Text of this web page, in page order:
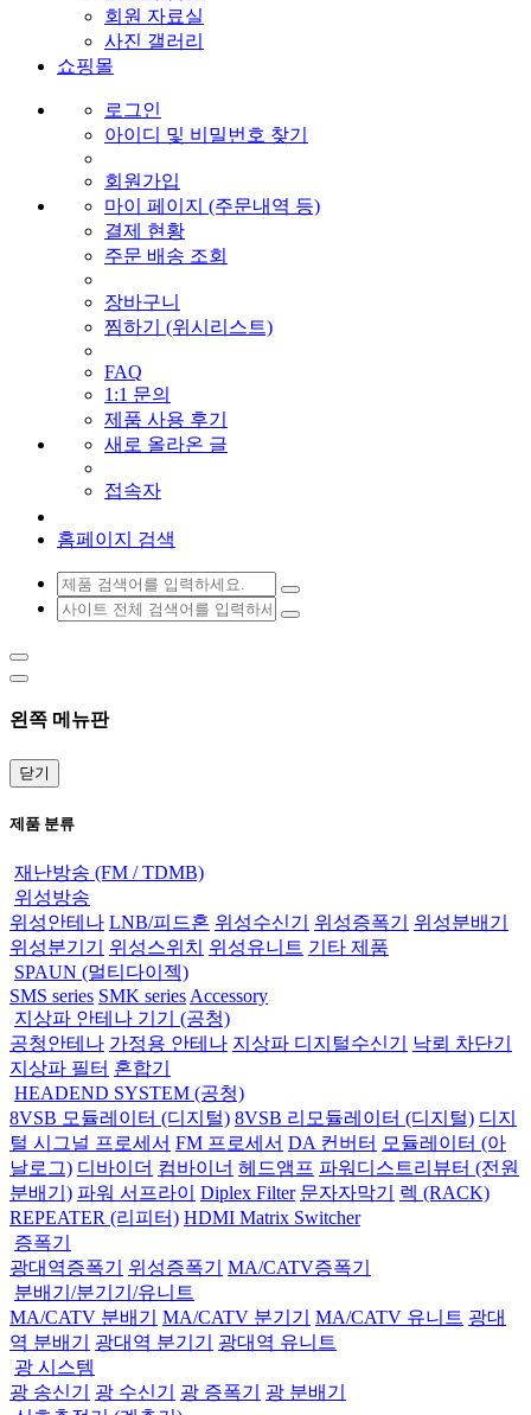
회원 자료실
사진 갤러리
쇼핑몰
로그인
아이디 및 비밀번호 찾기
회원가입
마이 페이지 (주문내역 등)
결제 현황
주문 배송 조회
장바구니
찜하기 (위시리스트)
FAQ
1:1 문의
제품 사용 후기
새로 올라온 글
접속자
홈페이지 검색
왼쪽 메뉴판
닫기
제품 분류
재난방송 (FM / TDMB)
위성방송
위성안테나 LNB/피드혼 위성수신기 위성증폭기
위성분배기
위성분기기
위성스위치 위성유니트 기타 제품
SPAUN (멀티다이젝)
SMS series SMK series Accessory
지상파 안테나 기기 (공청)
공청안테나 가정용 안테나 지상파 디지털수신기
낙뢰 차단기
지상파 필터 혼합기
HEADEND SYSTEM (공청)
8VSB 모듈레이터 (디지털) 8VSB 리모듈레이터 (디지털) 디지
털 시그널 프로세서 FM 프로세서 DA 컨버터 모듈레이터 (아
날로그) 디바이더 컴바이너 헤드앰프 파워디스트리뷰터 (전원
분배기) 파워 서프라이 Diplex Filter 문자자막기
렉 (RACK)
REPEATER (리피터) HDMI Matrix Switcher
증폭기
광대역증폭기
위성증폭기
MA/CATV증폭기
분배기/분기기/유니트
MA/CATV 분배기
MA/CATV 분기기 MA/CATV 유니트 광대
역 분배기
광대역 분기기
광대역 유니트
광 시스템
광 송신기
광 수신기 광 증폭기
광 분배기